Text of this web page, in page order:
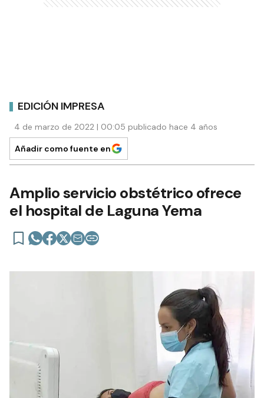
EDICIÓN IMPRESA
4 de marzo de 2022 | 00:05 publicado hace 4 años
Añadir como fuente en
Amplio servicio obstétrico ofrece
el hospital de Laguna Yema